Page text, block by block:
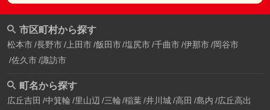
市区町村から探す
松本市 長野市 上田市 飯田市 塩尻市 千曲市 伊那市 岡谷市
佐久市 諏訪市
町名から探す
広丘吉田 中箕輪 里山辺 三輪 稲葉 井川城 高田 島内 広丘高出